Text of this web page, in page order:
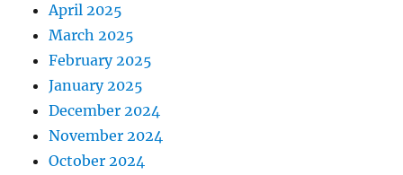
April 2025
March 2025
February 2025
January 2025
December 2024
November 2024
October 2024